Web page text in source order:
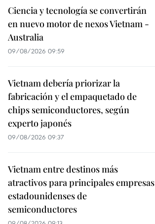
Ciencia y tecnología se convertirán
en nuevo motor de nexos Vietnam -
Australia
09/08/2026 09:59
Vietnam debería priorizar la
fabricación y el empaquetado de
chips semiconductores, según
experto japonés
09/08/2026 09:37
Vietnam entre destinos más
atractivos para principales empresas
estadounidenses de
semiconductores